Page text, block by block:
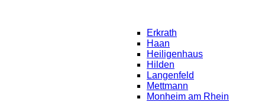
Erkrath
Haan
Heiligenhaus
Hilden
Langenfeld
Mettmann
Monheim am Rhein